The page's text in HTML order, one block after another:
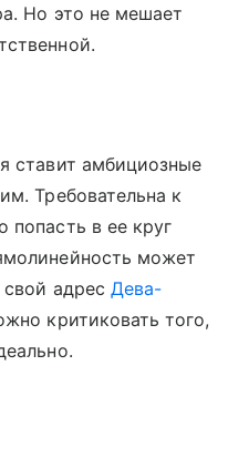
Но это не мешает
ставит амбициозные
Требовательна к
в ее круг
может
свой адрес Дева-
критиковать того,